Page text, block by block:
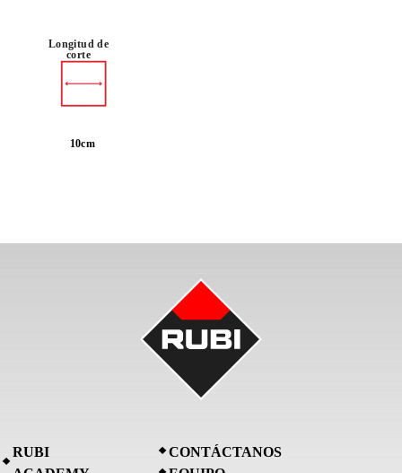
Longitud de
corte
10cm
RUBI
CONTÁCTANOS